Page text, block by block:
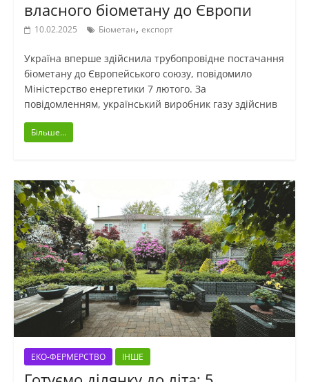
власного біометану до Європи
10.02.2025 Біометан, експорт
Україна вперше здійснила трубопровідне постачання
біометану до Європейського союзу, повідомило
Міністерство енергетики 7 лютого. За
повідомленням, український виробник газу здійснив
Більше...
ЕКО-ФЕРМЕРСТВО ІНШЕ